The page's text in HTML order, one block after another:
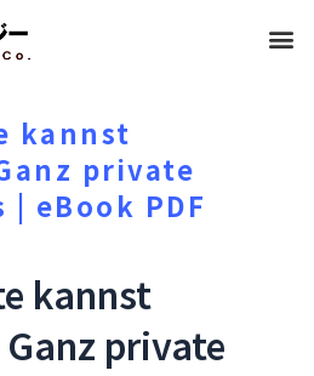
メ
kannst
private
eBook PDF
kannst
private